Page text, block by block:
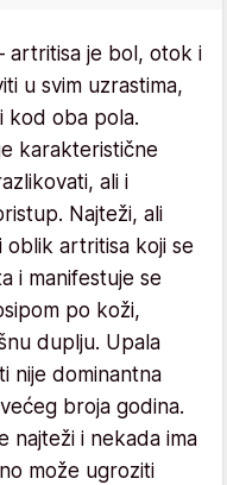
artritisa je bol, otok i
u svim uzrastima,
kod oba pola.
karakteristične
ali i
Najteži, ali
oblik artritisa koji se
i manifestuje se
po koži,
duplju. Upala
nije dominantna
broja godina.
najteži i nekada ima
može ugroziti